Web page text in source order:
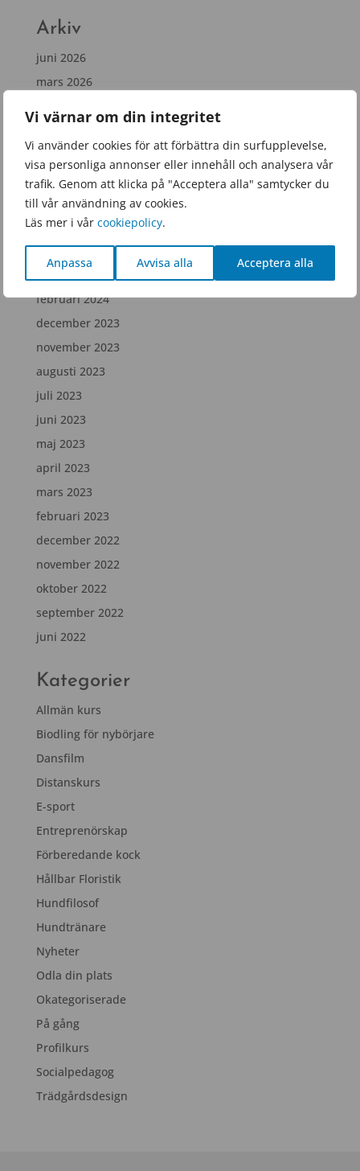
Vi värnar om din integritet
Vi använder cookies för att förbättra din surfupplevelse,
visa personliga annonser eller innehåll och analysera vår
trafik. Genom att klicka på "Acceptera alla" samtycker du
till vår användning av cookies.
Läs mer i vår cookiepolicy.
Anpassa Avvisa alla Acceptera alla
Arkiv
juni 2026
mars 2026
september 2025
juni 2025
februari 2025
december 2024
juli 2024
februari 2024
december 2023
november 2023
augusti 2023
juli 2023
juni 2023
maj 2023
april 2023
mars 2023
februari 2023
december 2022
november 2022
oktober 2022
september 2022
juni 2022
Kategorier
Allmän kurs
Biodling för nybörjare
Dansfilm
Distanskurs
E-sport
Entreprenörskap
Förberedande kock
Hållbar Floristik
Hundfilosof
Hundtränare
Nyheter
Odla din plats
Okategoriserade
På gång
Profilkurs
Socialpedagog
Trädgårdsdesign